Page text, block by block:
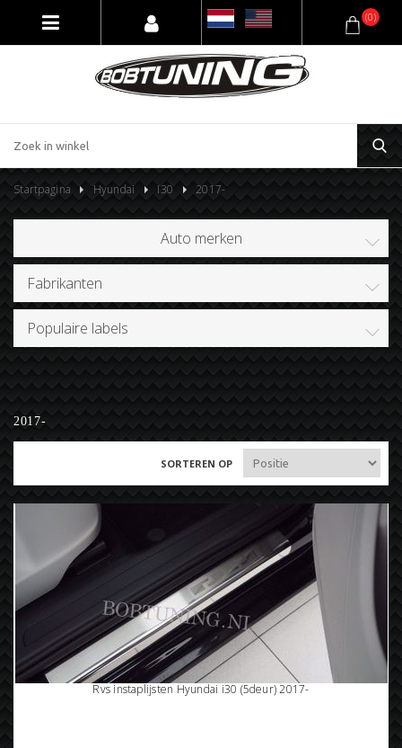
(0)
Startpagina Hyundai I30 2017-
Auto merken
Fabrikanten
Populaire labels
2017-
SORTEREN OP
Rvs instaplijsten Hyundai i30 (5deur) 2017-